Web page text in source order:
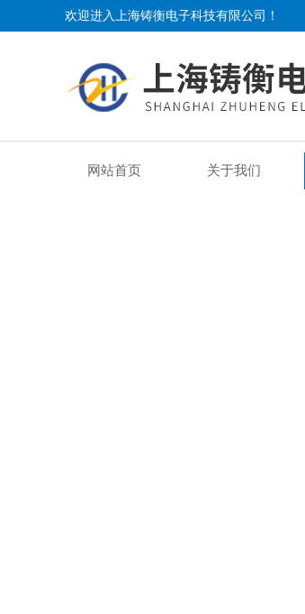
欢迎进入上海铸衡电子科技有限公司！
网站首页 关于我们